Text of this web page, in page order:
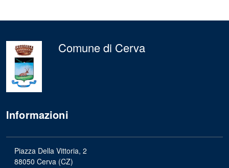
Comune di Cerva
Informazioni
Piazza Della Vittoria, 2
88050 Cerva (CZ)